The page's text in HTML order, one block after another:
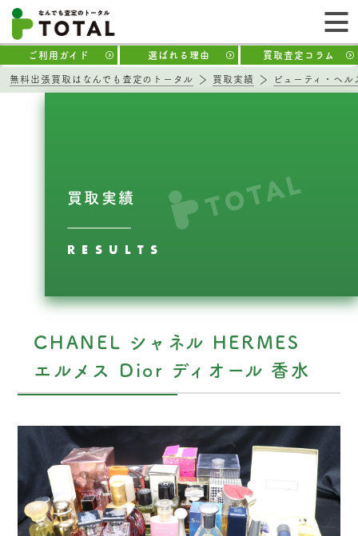
ご利用ガイド 選ばれる理由 買取査定コラム
無料出張買取はなんでも査定のトータル 買取実績 ビューティ・ヘル
買取実績
RESULTS
CHANEL シャネル HERMES
エルメス Dior ディオール 香水